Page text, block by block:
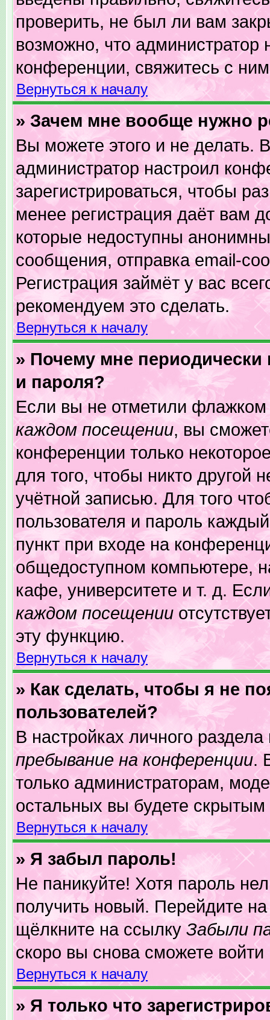
проверить, не был ли вам
возможно, что
конференции, свяжитесь с
Вернуться к началу
» Зачем мне вообще нужно
Вы можете этого и не делать.
администратор настроил
зарегистрироваться, чтобы
менее регистрация даёт вам
которые недоступны
сообщения, отправка email-
Регистрация займёт у вас
рекомендуем это сделать.
Вернуться к началу
» Почему мне
и пароля?
Если вы не отметили флажком
каждом посещении, вы
конференции только
для того, чтобы никто другой
учётной записью. Для того
пользователя и пароль
пункт при входе на
общедоступном компьютере,
кафе, университете и т. д.
каждом посещении
эту функцию.
Вернуться к началу
» Как сделать, чтобы я не
пользователей?
В настройках личного
пребывание на конференции.
только администраторам,
остальных вы будете скрытым
Вернуться к началу
» Я забыл пароль!
Не паникуйте! Хотя пароль
получить новый. Перейдите
щёлкните на ссылкуЗабыли
скоро вы снова сможете
Вернуться к началу
» Я только что